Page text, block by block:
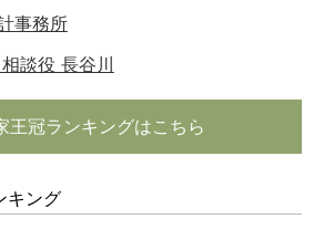
事務所
談役 長谷川
王冠ランキングはこちら
キング